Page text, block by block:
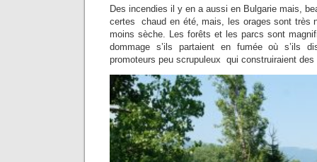
Des incendies il y en a aussi en Bulgarie mais,
certes chaud en été, mais, les orages sont très
moins sèche. Les forêts et les parcs sont
dommage s’ils partaient en fumée où s’ils
promoteurs peu scrupuleux qui construiraient